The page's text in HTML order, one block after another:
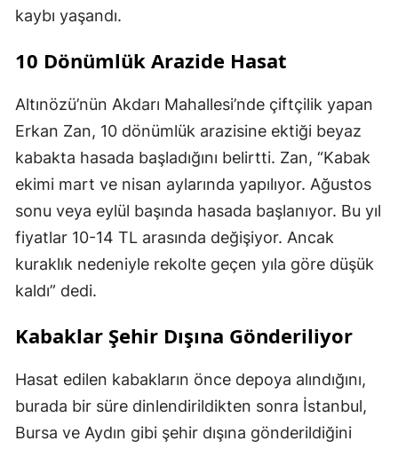
kaybı yaşandı.
10 Dönümlük Arazide Hasat
Altınözü’nün Akdarı Mahallesi’nde çiftçilik yapan
Erkan Zan, 10 dönümlük arazisine ektiği beyaz
kabakta hasada başladığını belirtti. Zan, “Kabak
ekimi mart ve nisan aylarında yapılıyor. Ağustos
sonu veya eylül başında hasada başlanıyor. Bu yıl
fiyatlar 10-14 TL arasında değişiyor. Ancak
kuraklık nedeniyle rekolte geçen yıla göre düşük
kaldı” dedi.
Kabaklar Şehir Dışına Gönderiliyor
Hasat edilen kabakların önce depoya alındığını,
burada bir süre dinlendirildikten sonra İstanbul,
Bursa ve Aydın gibi şehir dışına gönderildiğini